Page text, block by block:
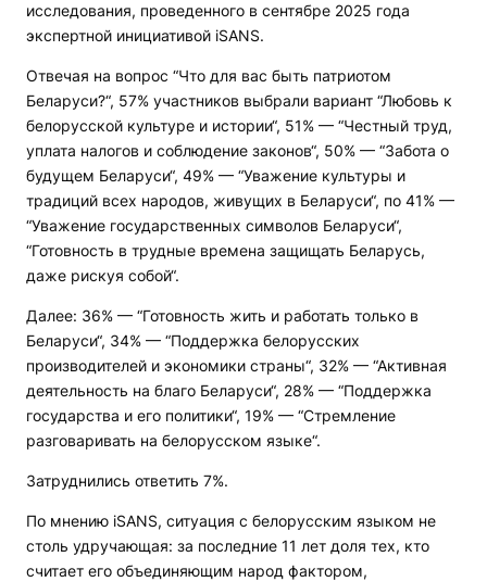
исследования, проведенного в сентябре 2025 года
экспертной инициативой iSANS.
Отвечая на вопрос “Что для вас быть патриотом
Беларуси?“, 57% участников выбрали вариант “Любовь к
белорусской культуре и истории“, 51% — “Честный труд,
уплата налогов и соблюдение законов“, 50% — “Забота о
будущем Беларуси“, 49% — “Уважение культуры и
традиций всех народов, живущих в Беларуси“, по 41% —
“Уважение государственных символов Беларуси“,
“Готовность в трудные времена защищать Беларусь,
даже рискуя собой“.
Далее: 36% — “Готовность жить и работать только в
Беларуси“, 34% — “Поддержка белорусских
производителей и экономики страны“, 32% — “Активная
деятельность на благо Беларуси“, 28% — “Поддержка
государства и его политики“, 19% — “Стремление
разговаривать на белорусском языке“.
Затруднились ответить 7%.
По мнению iSANS, ситуация с белорусским языком не
столь удручающая: за последние 11 лет доля тех, кто
считает его объединяющим народ фактором,